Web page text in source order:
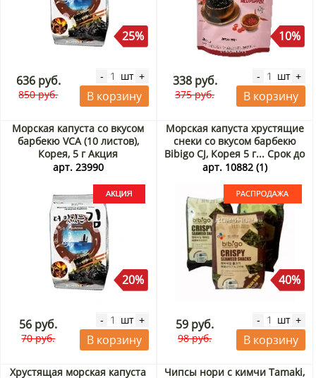
25%
636 руб.
850 руб.
- шт +
В корзину
10%
338 руб.
375 руб.
- шт +
В корзину
Морская капуста со вкусом
барбекю VCA (10 листов),
Корея, 5 г Акция
арт. 23990
20%
56 руб.
70 руб.
- шт +
В корзину
Морская капуста хрустящие
снеки со вкусом барбекю
Bibigo CJ, Корея 5 г... Срок до
26.08.2026. Распродажа
арт. 10882 (1)
40%
59 руб.
98 руб.
- шт +
В корзину
Хрустящая морская капуста Чипсы нори с кимчи Tamaki,